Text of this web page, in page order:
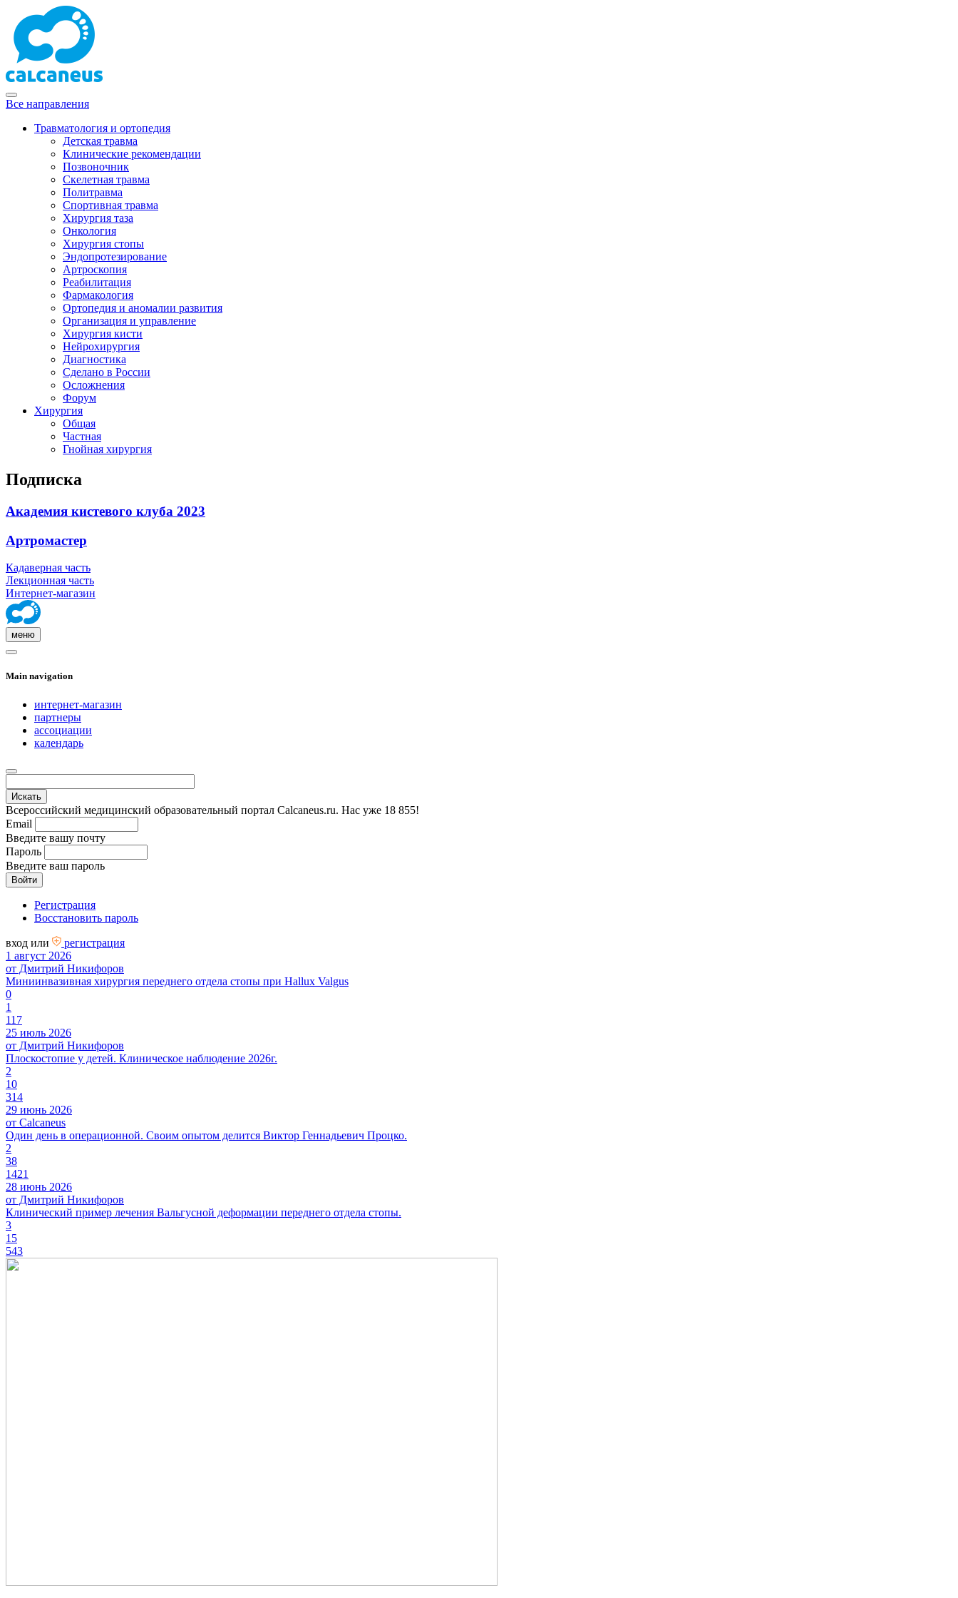
Все направления
Травматология и ортопедия
Детская травма
Клинические рекомендации
Позвоночник
Скелетная травма
Политравма
Спортивная травма
Хирургия таза
Онкология
Хирургия стопы
Эндопротезирование
Артроскопия
Реабилитация
Фармакология
Ортопедия и аномалии развития
Организация и управление
Хирургия кисти
Нейрохирургия
Диагностика
Сделано в России
Осложнения
Форум
Хирургия
Общая
Частная
Гнойная хирургия
Подписка
Академия кистевого клуба 2023
Артромастер
Кадаверная часть
Лекционная часть
Интернет-магазин
меню
Main navigation
интернет-магазин
партнеры
ассоциации
календарь
Всероссийский медицинский образовательный портал Calcaneus.ru. Нас уже 18 855!
Email
Введите вашу почту
Пароль
Введите ваш пароль
Регистрация
Восстановить пароль
вход или
регистрация
1 август 2026
от Дмитрий Никифоров
Миниинвазивная хирургия переднего отдела стопы при Hallux Valgus
0
1
117
25 июль 2026
от Дмитрий Никифоров
Плоскостопие у детей. Клиническое наблюдение 2026г.
2
10
314
29 июнь 2026
от Calcaneus
Один день в операционной. Своим опытом делится Виктор Геннадьевич Процко.
2
38
1421
28 июнь 2026
от Дмитрий Никифоров
Клинический пример лечения Вальгусной деформации переднего отдела стопы.
3
15
543